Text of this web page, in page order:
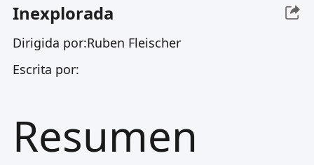
Bahasa Indonesia
Inexplorada
Dirigida por:Ruben Fleischer
Escrita por:
Resumen